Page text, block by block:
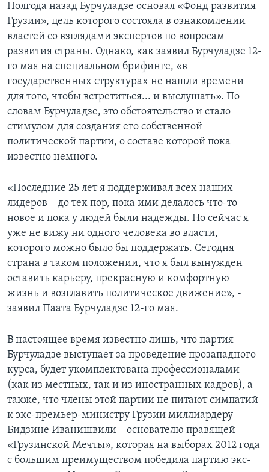
Полгода назад Бурчуладзе основал «Фонд развития
Грузии», цель которого состояла в ознакомлении
властей со взглядами экспертов по вопросам
развития страны. Однако, как заявил Бурчуладзе 12-
го мая на специальном брифинге, «в
государственных структурах не нашли времени
для того, чтобы встретиться... и выслушать». По
словам Бурчуладзе, это обстоятельство и стало
стимулом для создания его собственной
политической партии, о составе которой пока
известно немного.
«Последние 25 лет я поддерживал всех наших
лидеров – до тех пор, пока ими делалось что-то
новое и пока у людей были надежды. Но сейчас я
уже не вижу ни одного человека во власти,
которого можно было бы поддержать. Сегодня
страна в таком положении, что я был вынужден
оставить карьеру, прекрасную и комфортную
жизнь и возглавить политическое движение», -
заявил Паата Бурчуладзе 12-го мая.
В настоящее время известно лишь, что партия
Бурчуладзе выступает за проведение прозападного
курса, будет укомплектована профессионалами
(как из местных, так и из иностранных кадров), а
также, что члены этой партии не питают симпатий
к экс-премьер-министру Грузии миллиардеру
Бидзине Иванишвили – основателю правящей
«Грузинской Мечты», которая на выборах 2012 года
с большим преимуществом победила партию экс-